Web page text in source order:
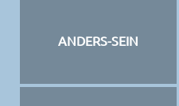
ANDERS-SEIN